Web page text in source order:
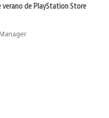
verano de PlayStation Store